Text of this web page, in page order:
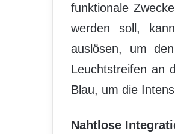
funktionale
werden soll,
auslösen, um
Leuchtstreifen an
Blau, um die
Nahtlose